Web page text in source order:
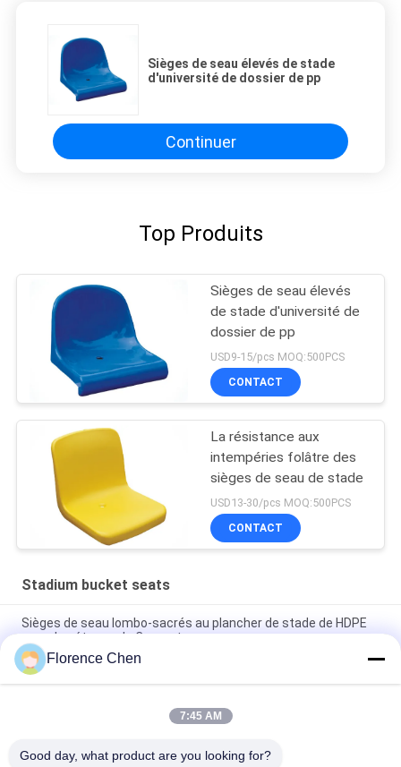
Sièges de seau élevés de stade
d'université de dossier de pp
Continuer
Top Produits
Sièges de seau élevés
de stade d'université de
dossier de pp
USD9-15/pcs MOQ:500PCS
CONTACT
La résistance aux
intempéries folâtre des
sièges de seau de stade
USD13-30/pcs MOQ:500PCS
CONTACT
Stadium bucket seats
Sièges de seau lombo-sacrés au plancher de stade de HDPE
pour des étapes de Concret
Chaise à haute densité de blanchisseur de stade de sièges de
seau de stade d'assistance de polyéthylène
Blanchisseur extérieur Seat de chaise de stade de HDPE de
Florence Chen
7:45 AM
Good day, what product are you looking for?